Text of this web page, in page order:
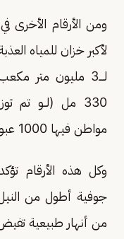
ومن الأرقام الأخرى
لأكبر خزان للمياه
330 مل (لــو
مواطن فيها 1000 عبوة على الأقــل)!!
وكل هذه الأرقام
جوفية أطول من
من أنهار طبيعية